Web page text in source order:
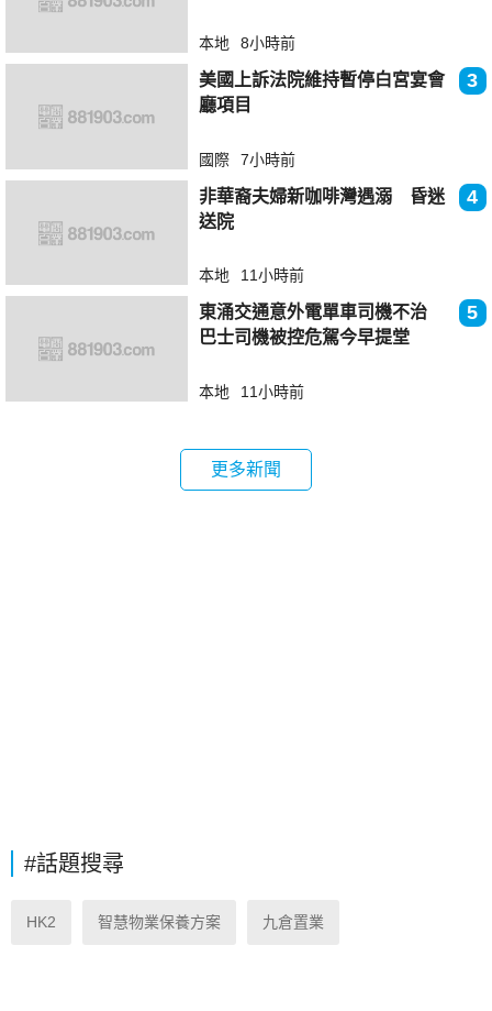
本地 8小時前
美國上訴法院維持暫停白宮宴會
廳項目
3
國際 7小時前
非華裔夫婦新咖啡灣遇溺 昏迷
送院
4
本地 11小時前
東涌交通意外電單車司機不治
巴士司機被控危駕今早提堂
5
本地 11小時前
更多新聞
#話題搜尋
HK2 智慧物業保養方案 九倉置業